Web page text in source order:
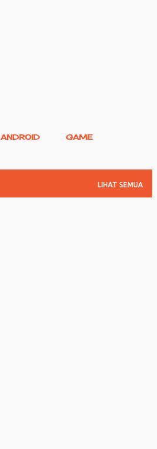
ANDROID GAME
LIHAT SEMUA